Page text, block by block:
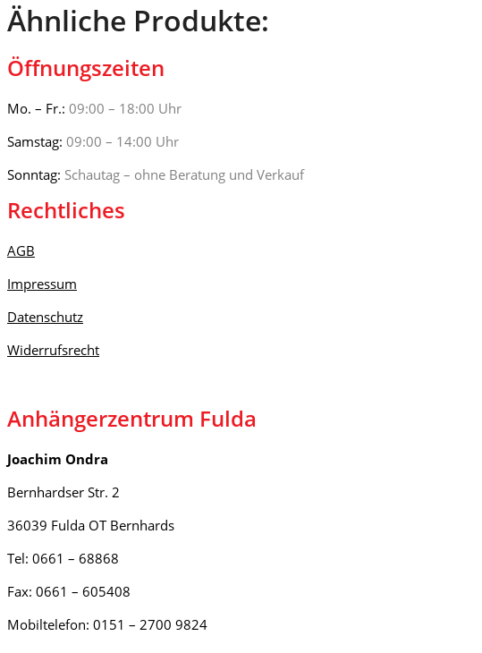
Ähnliche Produkte:
Öffnungszeiten
Mo. – Fr.: 09:00 – 18:00 Uhr
Samstag: 09:00 – 14:00 Uhr
Sonntag: Schautag – ohne Beratung und Verkauf
Rechtliches
AGB
Impressum
Datenschutz
Widerrufsrecht
Anhängerzentrum Fulda
Joachim Ondra
Bernhardser Str. 2
36039 Fulda OT Bernhards
Tel: 0661 – 68868
Fax: 0661 – 605408
Mobiltelefon: 0151 – 2700 9824